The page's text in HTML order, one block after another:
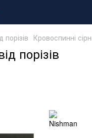
порізів Кровоспинні
порізів